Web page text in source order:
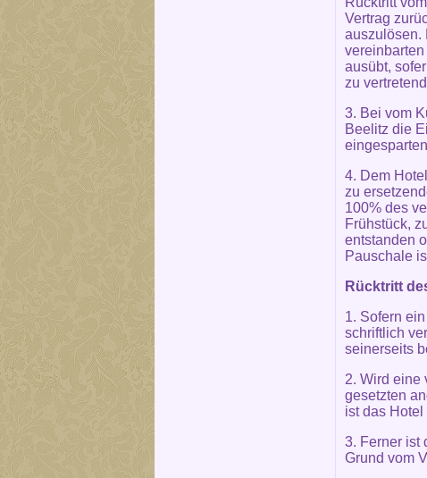
Vertrag
auszulösen.
ausübt,
zu
3. Bei vom
Beelitz die
4. Dem
zu
100% des
Frühstück,
entstanden
Pauschale
Rücktritt
1. Sofern
schriftlich
seinerseits
2. Wird eine
gesetzten
ist das
3. Ferner ist
Grund vom